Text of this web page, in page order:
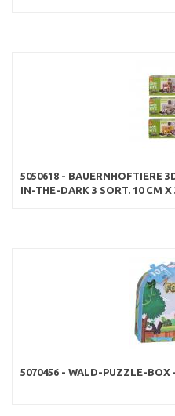
5050618 - BAUERNHOFTIERE
IN-THE-DARK 3 SORT. 10 CM X
5070456 - WALD-PUZZLE-BOX